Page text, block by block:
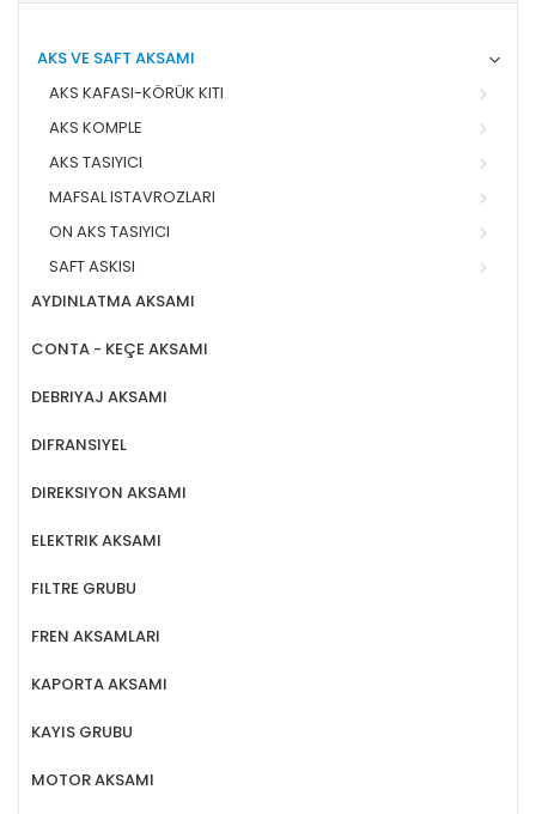
AKS VE SAFT AKSAMI
AKS KAFASI-KÖRÜK KITI
AKS KOMPLE
AKS TASIYICI
MAFSAL ISTAVROZLARI
ON AKS TASIYICI
SAFT ASKISI
AYDINLATMA AKSAMI
CONTA - KEÇE AKSAMI
DEBRIYAJ AKSAMI
DIFRANSIYEL
DIREKSIYON AKSAMI
ELEKTRIK AKSAMI
FILTRE GRUBU
FREN AKSAMLARI
KAPORTA AKSAMI
KAYIS GRUBU
MOTOR AKSAMI